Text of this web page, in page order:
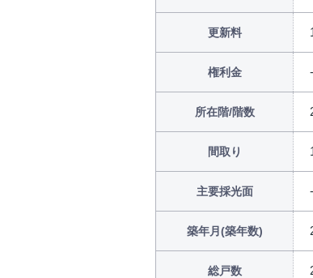
更新料
権利金
所在階/階数
間取り
主要採光面
築年月(築年数)
総戸数